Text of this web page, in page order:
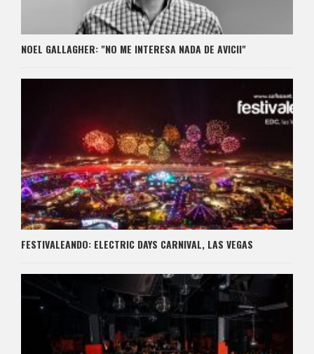
NOEL GALLAGHER: "NO ME INTERESA NADA DE AVICII"
FESTIVALEANDO: ELECTRIC DAYS CARNIVAL, LAS VEGAS